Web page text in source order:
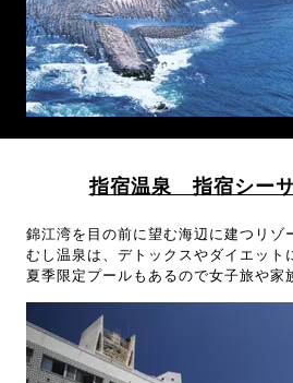
指宿温泉 指宿シー
錦江湾を目の前に望む海辺に建つリゾ
むし温泉は、デトックスやダイエット
夏季限定プールもあるので女子旅や家